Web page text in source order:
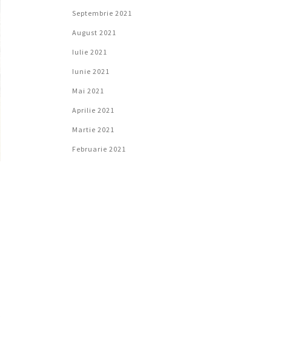
Septembrie 2021
August 2021
Iulie 2021
Iunie 2021
Mai 2021
Aprilie 2021
Martie 2021
Februarie 2021